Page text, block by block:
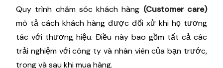
Quy trình chăm sóc khách hàng (Customer care)
mô tả cách khách hàng được đối xử khi họ tương
tác với thương hiệu. Điều này bao gồm tất cả các
trải nghiệm với công ty và nhân viên của bạn trước,
trong và sau khi mua hàng.